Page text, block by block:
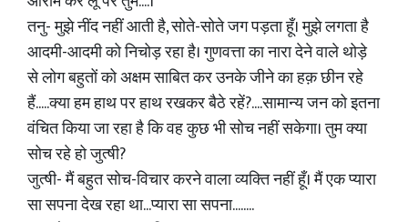
तनु- मुझे नींद नहीं आती है, सोते-सोते जग पड़ता हूँ। मुझे लगता है
आदमी-आदमी को निचोड़ रहा है। गुणवत्ता का नारा देने वाले थोड़े
से लोग बहुतों को अक्षम साबित कर उनके जीने का हक़ छीन रहे
हैं.....क्या हम हाथ पर हाथ रखकर बैठे रहें?....सामान्य जन को इतना
वंचित किया जा रहा है कि वह कुछ भी सोच नहीं सकेगा। तुम क्या
सोच रहे हो जुत्षी?
जुत्षी- मैं बहुत सोच-विचार करने वाला व्यक्ति नहीं हूँ। मैं एक प्यारा
सा सपना देख रहा था...प्यारा सा सपना........